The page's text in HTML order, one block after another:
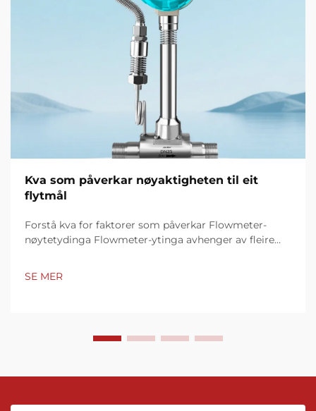
Kva som påverkar nøyaktigheten til eit
flytmål
Forstå kva for faktorer som påverkar Flowmeter-
nøytetydinga Flowmeter-ytinga avhenger av fleire
væsken, installasjonsbetingingar,
SE MER